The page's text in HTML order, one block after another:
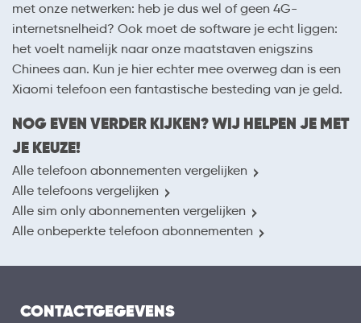
met onze netwerken: heb je dus wel of geen 4G-
internetsnelheid? Ook moet de software je echt liggen:
het voelt namelijk naar onze maatstaven enigszins
Chinees aan. Kun je hier echter mee overweg dan is een
Xiaomi telefoon een fantastische besteding van je geld.
NOG EVEN VERDER KIJKEN? WIJ HELPEN JE MET
JE KEUZE!
Alle telefoon abonnementen vergelijken
Alle telefoons vergelijken
Alle sim only abonnementen vergelijken
Alle onbeperkte telefoon abonnementen
CONTACTGEGEVENS